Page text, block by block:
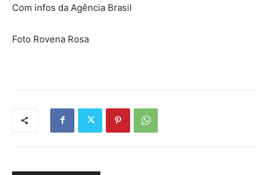
Com infos da Agência Brasil
Foto Rovena Rosa